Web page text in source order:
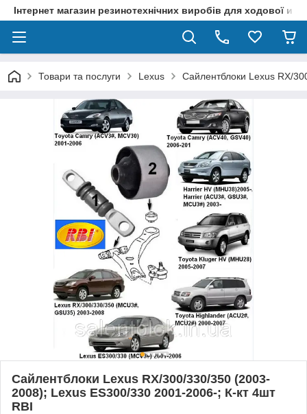
Інтернет магазин резинотехнічних виробів для ходової и
Товари та послуги Lexus Сайлентблоки Lexus RX/
Сайлентблоки Lexus RX/300/330/350 (2003-
2008); Lexus ES300/330 2001-2006-; К-кт 4шт
RBI